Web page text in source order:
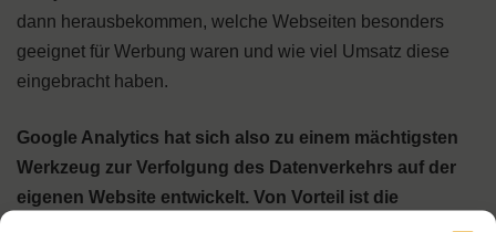
dann herausbekommen, welche Webseiten besonders
geeignet für Werbung waren und wie viel Umsatz diese
eingebracht haben.
Google Analytics hat sich also zu einem mächtigsten
Werkzeug zur Verfolgung des Datenverkehrs auf der
eigenen Website entwickelt. Von Vorteil ist die